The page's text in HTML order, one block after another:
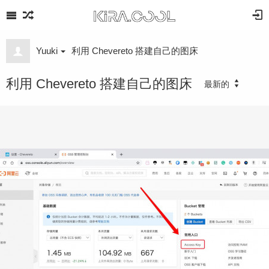
Yuuki 利用 Chevereto 搭建自己的图床
利用 Chevereto 搭建自己的图床 最新的